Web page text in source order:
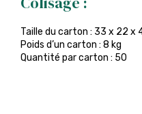
Taille du carton : 33 x 22 x
Poids d’un carton : 8 kg
Quantité par carton : 50